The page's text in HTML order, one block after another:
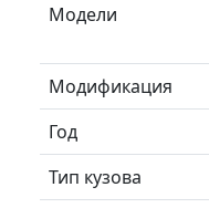
Модели
Модификация
Год
Тип кузова